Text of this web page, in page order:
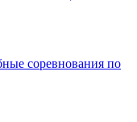
соревнования по